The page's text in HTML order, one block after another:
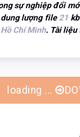
sự nghiệp đổi
dung lượng file21
Chí Minh. Tài liệu
loading ...